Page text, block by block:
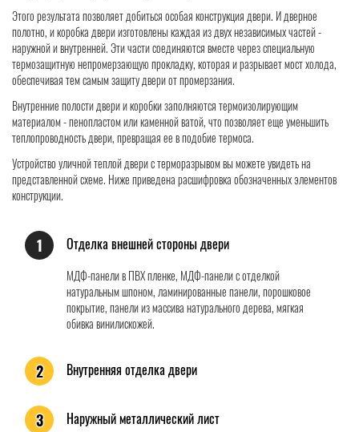
Этого результата позволяет добиться особая конструкция двери. И дверное
полотно, и коробка двери изготовлены каждая из двух независимых частей -
наружной и внутренней. Эти части соединяются вместе через специальную
термозащитную непромерзающую прокладку, которая и разрывает мост холода,
обеспечивая тем самым защиту двери от промерзания.
Внутренние полости двери и коробки заполняются термоизолирующим
материалом - пенопластом или каменной ватой, что позволяет еще уменьшить
теплопроводность двери, превращая ее в подобие термоса.
Устройство уличной теплой двери с терморазрывом вы можете увидеть на
представленной схеме. Ниже приведена расшифровка обозначенных элементов
конструкции.
1 Отделка внешней стороны двери
МДФ-панели в ПВХ пленке, МДФ-панели с отделкой
натуральным шпоном, ламинированные панели, порошковое
покрытие, панели из массива натурального дерева, мягкая
обивка винилискожей.
2 Внутренняя отделка двери
3 Наружный металлический лист